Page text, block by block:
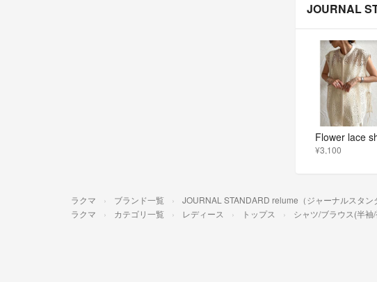
JOURNAL
¥3,100
ラクマ ブランド一覧 JOURNAL STANDARD relume（ジャーナルスタン
ラクマ カテゴリ一覧 レディース トップス シャツ/ブラウス(半袖